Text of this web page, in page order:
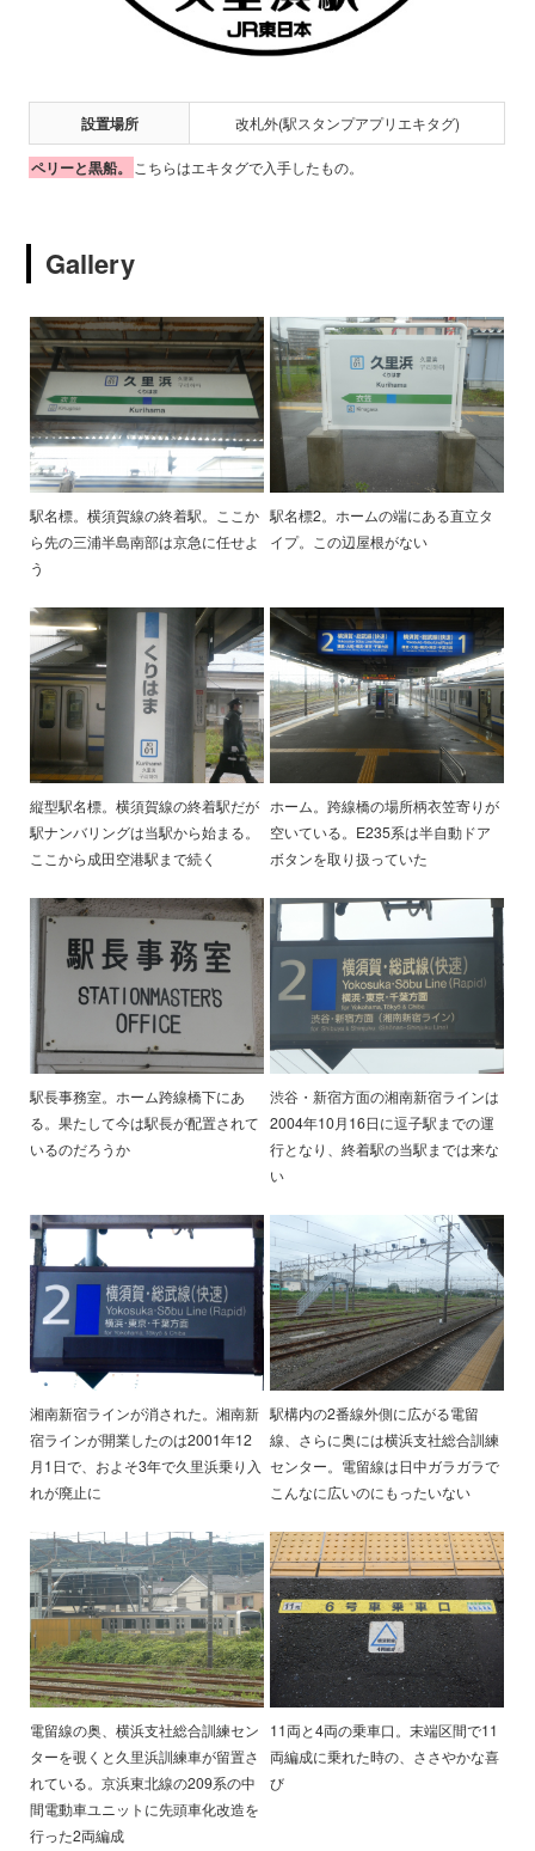
設置場所 改札外(駅スタンプアプリエキタグ)
ペリーと黒船。 こちらはエキタグで入手したもの。
Gallery
駅名標。横須賀線の終着駅。ここか
ら先の三浦半島南部は京急に任せよ
う
駅名標2。ホームの端にある直立タ
イプ。この辺屋根がない
縦型駅名標。横須賀線の終着駅だが
駅ナンバリングは当駅から始まる。
ここから成田空港駅まで続く
ホーム。跨線橋の場所柄衣笠寄りが
空いている。E235系は半自動ドア
ボタンを取り扱っていた
駅長事務室。ホーム跨線橋下にあ
る。果たして今は駅長が配置されて
いるのだろうか
渋谷・新宿方面の湘南新宿ラインは
2004年10月16日に逗子駅までの運
行となり、終着駅の当駅までは来な
い
湘南新宿ラインが消された。湘南新
宿ラインが開業したのは2001年12
月1日で、およそ3年で久里浜乗り入
れが廃止に
駅構内の2番線外側に広がる電留
線、さらに奥には横浜支社総合訓練
センター。電留線は日中ガラガラで
こんなに広いのにもったいない
電留線の奥、横浜支社総合訓練セン
ターを覗くと久里浜訓練車が留置さ
れている。京浜東北線の209系の中
間電動車ユニットに先頭車化改造を
行った2両編成
11両と4両の乗車口。末端区間で11
両編成に乗れた時の、ささやかな喜
び